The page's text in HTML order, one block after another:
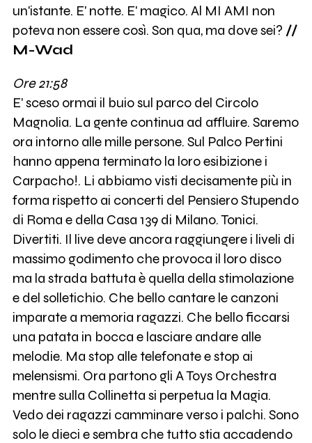
un'istante. E' notte. E' magico. Al MI AMI non
poteva non essere così. Son qua, ma dove sei? //
M-Wad
Ore 21:58
E' sceso ormai il buio sul parco del Circolo
Magnolia. La gente continua ad affluire. Saremo
ora intorno alle mille persone. Sul Palco Pertini
hanno appena terminato la loro esibizione i
Carpacho!. Li abbiamo visti decisamente più in
forma rispetto ai concerti del Pensiero Stupendo
di Roma e della Casa 139 di Milano. Tonici.
Divertiti. Il live deve ancora raggiungere i liveli di
massimo godimento che provoca il loro disco
ma la strada battuta è quella della stimolazione
e del solletichio. Che bello cantare le canzoni
imparate a memoria ragazzi. Che bello ficcarsi
una patata in bocca e lasciare andare alle
melodie. Ma stop alle telefonate e stop ai
melensismi. Ora partono gli A Toys Orchestra
mentre sulla Collinetta si perpetua la Magia.
Vedo dei ragazzi camminare verso i palchi. Sono
solo le dieci e sembra che tutto stia accadendo